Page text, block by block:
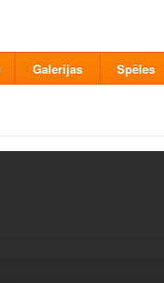
Galerijas Spēles